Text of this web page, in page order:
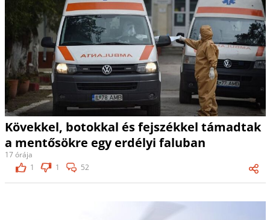
Kövekkel, botokkal és fejszékkel támadtak
a mentősökre egy erdélyi faluban
17 órája
1
1 52